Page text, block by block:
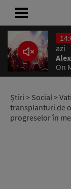
azi
On
Știri > Social>
transplanturi de
progreselor în
ACASĂ
ȘTIRI
RADIO